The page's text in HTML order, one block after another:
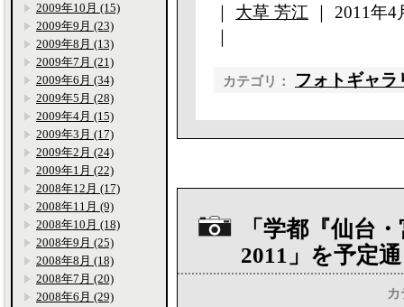
大草 芳江 ｜ 2011年
カテゴリ： フォトギャラ
「学都『仙台
2011」を予定
2009年10月 (15)
2009年9月 (23)
2009年8月 (13)
2009年7月 (21)
2009年6月 (34)
2009年5月 (28)
2009年4月 (15)
2009年3月 (17)
2009年2月 (24)
2009年1月 (22)
2008年12月 (17)
2008年11月 (9)
2008年10月 (18)
2008年9月 (25)
2008年8月 (18)
2008年7月 (20)
2008年6月 (29)